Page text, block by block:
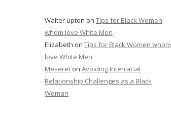
Walter upton on Tips for Black Women
whom love White Men
Elizabeth on Tips for Black Women whom
love White Men
Meseret on Avoiding Interracial
Relationship Challenges as a Black
Woman